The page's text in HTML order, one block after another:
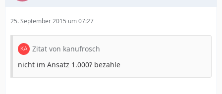
25. September 2015 um 07:27
Zitat von kanufrosch
nicht im Ansatz 1.000? bezahle